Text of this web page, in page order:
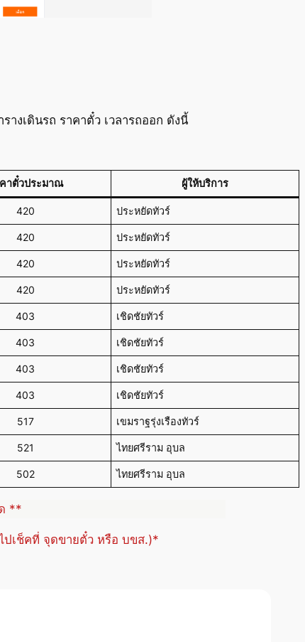
งเดินรถ ราคาตั๋ว เวลารถออก ดังนี้
าตั๋วประมาณ ผู้ให้บริการ
420 ประหยัดทัวร์
420 ประหยัดทัวร์
420 ประหยัดทัวร์
420 ประหยัดทัวร์
403 เชิดชัยทัวร์
403 เชิดชัยทัวร์
403 เชิดชัยทัวร์
403 เชิดชัยทัวร์
517 เขมราฐรุ่งเรืองทัวร์
521 ไทยศรีราม อุบล
502 ไทยศรีราม อุบล
**
ปเช็คที่ จุดขายตั๋ว หรือ บขส.)*